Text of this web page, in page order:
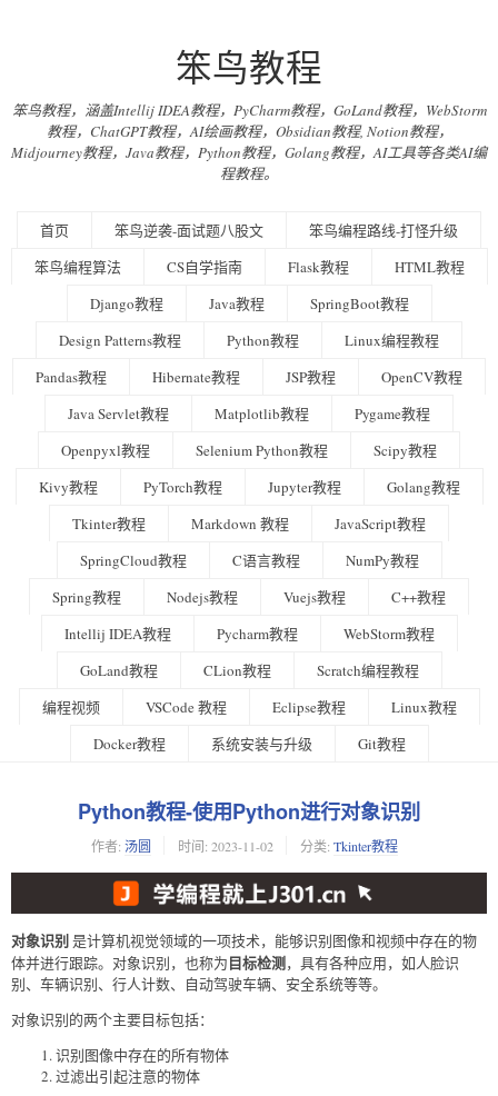
笨鸟教程
笨鸟教程，涵盖Intellij IDEA教程，PyCharm教程，GoLand教程，WebStorm
教程，ChatGPT教程，AI绘画教程，Obsidian教程, Notion教程，
Midjourney教程，Java教程，Python教程，Golang教程，AI工具等各类AI编
程教程。
首页 笨鸟逆袭-面试题八股文
笨鸟编程路线-打怪升级
笨鸟编程算法
CS自学指南 Flask教程
HTML教程
Django教程
Java教程
SpringBoot教程
Design Patterns教程
Python教程
Linux编程教程
Pandas教程
Hibernate教程 JSP教程
OpenCV教程
Java Servlet教程
Matplotlib教程
Pygame教程
Openpyxl教程
Selenium Python教程
Scipy教程
Kivy教程
PyTorch教程 Jupyter教程
Golang教程
Tkinter教程
Markdown 教程
JavaScript教程
SpringCloud教程
C语言教程
NumPy教程
Spring教程
Nodejs教程 Vuejs教程
C++教程
Intellij IDEA教程
Pycharm教程
WebStorm教程
GoLand教程
CLion教程
Scratch编程教程
编程视频
VSCode 教程 Eclipse教程
Linux教程
Docker教程
系统安装与升级 Git教程
Python教程-使用Python进行对象识别
作者: 汤圆 时间: 2023-11-02 分类: Tkinter教程
对象识别是计算机视觉领域的一项技术，能够识别图像和视频中存在的物
体并进行跟踪。对象识别，也称为目标检测，具有各种应用，如人脸识
别、车辆识别、行人计数、自动驾驶车辆、安全系统等等。
对象识别的两个主要目标包括：
识别图像中存在的所有物体
过滤出引起注意的物体